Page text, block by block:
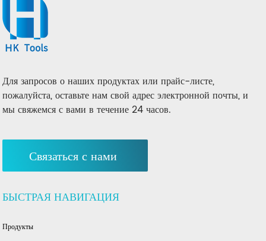
Для запросов о наших продуктах или прайс-листе,
пожалуйста, оставьте нам свой адрес электронной почты, и
мы свяжемся с вами в течение 24 часов.
Связаться с нами
БЫСТРАЯ НАВИГАЦИЯ
Продукты